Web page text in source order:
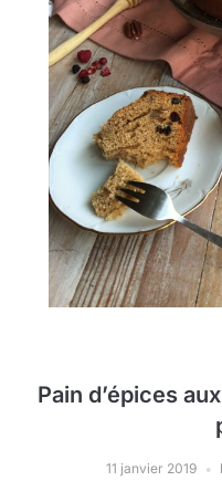
Pain d’épices
11 janvier 2019